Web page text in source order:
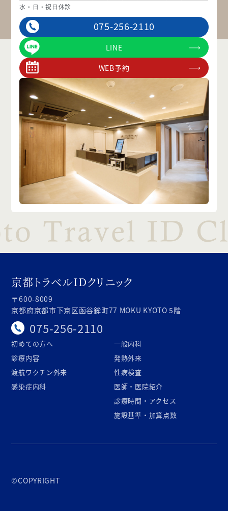
水・日・祝日休診
075-256-2110
LINE
WEB予約
京都トラベルIDクリニック
〒600-8009
京都府京都市下京区函谷鉾町77 MOKU KYOTO 5階
075-256-2110
初めての方へ
診療内容
渡航ワクチン外来
感染症内科
一般内科
発熱外来
性病検査
医師・医院紹介
診療時間・アクセス
施設基準・加算点数
©COPYRIGHT